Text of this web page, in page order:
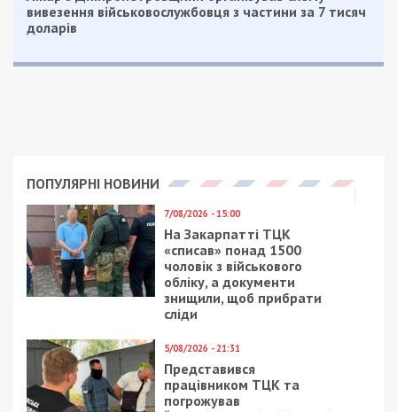
Facebook
Telegram
Twitter
WhatsApp
ViberEmail
Категории:Головне за день
Коломойский,Приватбанк
Рекламні блоки дають нам змогу
залишатися незалежними ЗМІ, а вам -
отримувати найсвіжіші новини під ними.
Приєднуйтесь також до 49000 в Google News. Слідкуйте
за останніми новинами!
Приєднатися